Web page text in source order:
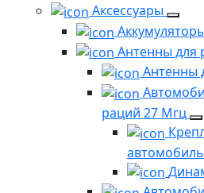
Аксессуары
Антенны для
Антенны
раций 27 Мгц